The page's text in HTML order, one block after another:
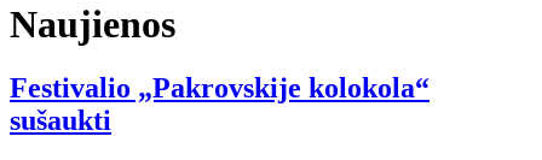
Naujienos
Festivalio „Pakrovskije kolokola“
sušaukti